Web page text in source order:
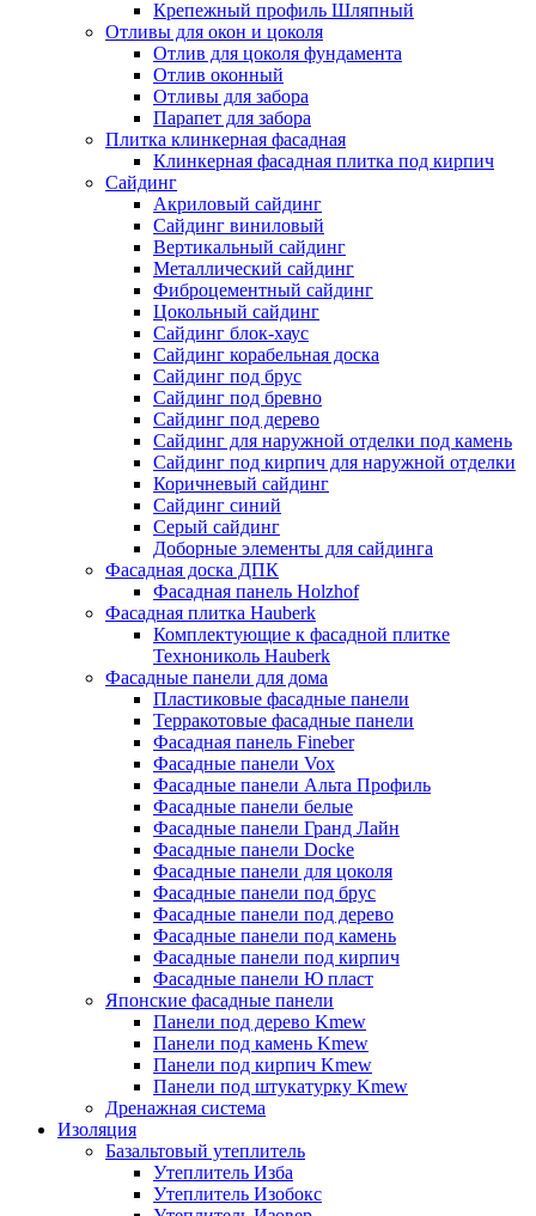
Крепежный профиль Шляпный
Отливы для окон и цоколя
Отлив для цоколя фундамента
Отлив оконный
Отливы для забора
Парапет для забора
Плитка клинкерная фасадная
Клинкерная фасадная плитка под кирпич
Сайдинг
Акриловый сайдинг
Сайдинг виниловый
Вертикальный сайдинг
Металлический сайдинг
Фиброцементный сайдинг
Цокольный сайдинг
Сайдинг блок-хаус
Сайдинг корабельная доска
Сайдинг под брус
Сайдинг под бревно
Сайдинг под дерево
Сайдинг для наружной отделки под камень
Сайдинг под кирпич для наружной отделки
Коричневый сайдинг
Сайдинг синий
Серый сайдинг
Доборные элементы для сайдинга
Фасадная доска ДПК
Фасадная панель Holzhof
Фасадная плитка Hauberk
Комплектующие к фасадной плитке
Технониколь Hauberk
Фасадные панели для дома
Пластиковые фасадные панели
Терракотовые фасадные панели
Фасадная панель Fineber
Фасадные панели Vox
Фасадные панели Альта Профиль
Фасадные панели белые
Фасадные панели Гранд Лайн
Фасадные панели Docke
Фасадные панели для цоколя
Фасадные панели под брус
Фасадные панели под дерево
Фасадные панели под камень
Фасадные панели под кирпич
Фасадные панели Ю пласт
Японские фасадные панели
Панели под дерево Kmew
Панели под камень Kmew
Панели под кирпич Kmew
Панели под штукатурку Kmew
Дренажная система
Изоляция
Базальтовый утеплитель
Утеплитель Изба
Утеплитель Изобокс